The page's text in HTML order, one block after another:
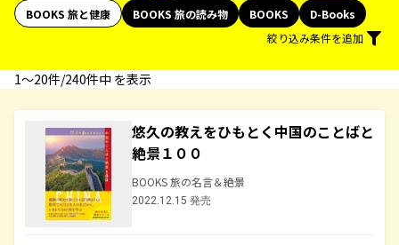
BOOKS 旅と健康
BOOKS 旅の読み物 BOOKS
D-Books
絞り込み条件を追加
1〜20件/240件中 を表示
悠久の教えをひもとく中国のことばと
絶景１００
BOOKS 旅の名言＆絶景
2022.12.15 発売